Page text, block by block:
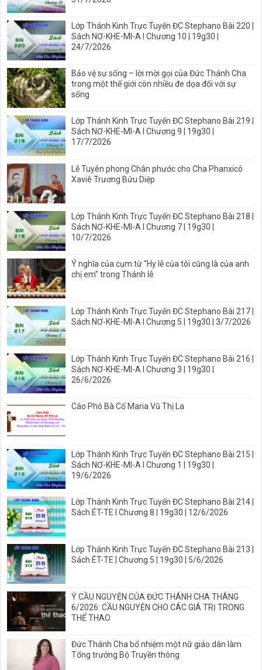
Lớp Thánh Kinh Trực Tuyến ĐC Stephano Bài 220 |
Sách NƠ-KHE-MI-A I Chương 10 | 19g30 |
24/7/2026
Bảo vệ sự sống – lời mời gọi của Đức Thánh Cha
trong một thế giới còn nhiều đe dọa đối với sự
sống
Lớp Thánh Kinh Trực Tuyến ĐC Stephano Bài 219 |
Sách NƠ-KHE-MI-A I Chương 9 | 19g30 |
17/7/2026
Lễ Tuyên phong Chân phước cho Cha Phanxicô
Xaviê Trương Bửu Diệp
Lớp Thánh Kinh Trực Tuyến ĐC Stephano Bài 218 |
Sách NƠ-KHE-MI-A I Chương 7 | 19g30 |
10/7/2026
Ý nghĩa của cụm từ “Hy lễ của tôi cũng là của anh
chị em” trong Thánh lễ
Lớp Thánh Kinh Trực Tuyến ĐC Stephano Bài 217 |
Sách NƠ-KHE-MI-A I Chương 5 | 19g30 | 3/7/2026
Lớp Thánh Kinh Trực Tuyến ĐC Stephano Bài 216 |
Sách NƠ-KHE-MI-A I Chương 3 | 19g30 |
26/6/2026
Cáo Phó Bà Cố Maria Vũ Thị La
Lớp Thánh Kinh Trực Tuyến ĐC Stephano Bài 215 |
Sách NƠ-KHE-MI-A I Chương 1 | 19g30 |
19/6/2026
Lớp Thánh Kinh Trực Tuyến ĐC Stephano Bài 214 |
Sách ÉT-TE I Chương 8 | 19g30 | 12/6/2026
Lớp Thánh Kinh Trực Tuyến ĐC Stephano Bài 213 |
Sách ÉT-TE | Chương 5 | 19g30 | 5/6/2026
Ý CẦU NGUYỆN CỦA ĐỨC THÁNH CHA THÁNG
6/2026: CẦU NGUYỆN CHO CÁC GIÁ TRỊ TRONG
THỂ THAO
Đức Thánh Cha bổ nhiệm một nữ giáo dân làm
Tổng trưởng Bộ Truyền thông